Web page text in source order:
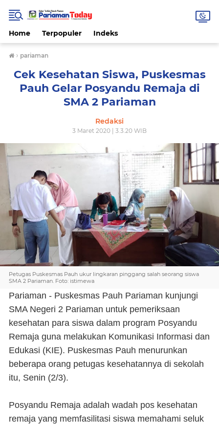
Home Terpopuler Indeks
› pariaman
Cek Kesehatan Siswa, Puskesmas
Pauh Gelar Posyandu Remaja di
SMA 2 Pariaman
Redaksi
3 Maret 2020 | 3.3.20 WIB
Petugas Puskesmas Pauh ukur lingkaran pinggang salah seorang siswa
SMA 2 Pariaman. Foto: istimewa
Pariaman - Puskesmas Pauh Pariaman kunjungi
SMA Negeri 2 Pariaman untuk pemeriksaan
kesehatan para siswa dalam program Posyandu
Remaja guna melakukan Komunikasi Informasi dan
Edukasi (KIE). Puskesmas Pauh menurunkan
beberapa orang petugas kesehatannya di sekolah
itu, Senin (2/3).
Posyandu Remaja adalah wadah pos kesehatan
remaja yang memfasilitasi siswa memahami seluk